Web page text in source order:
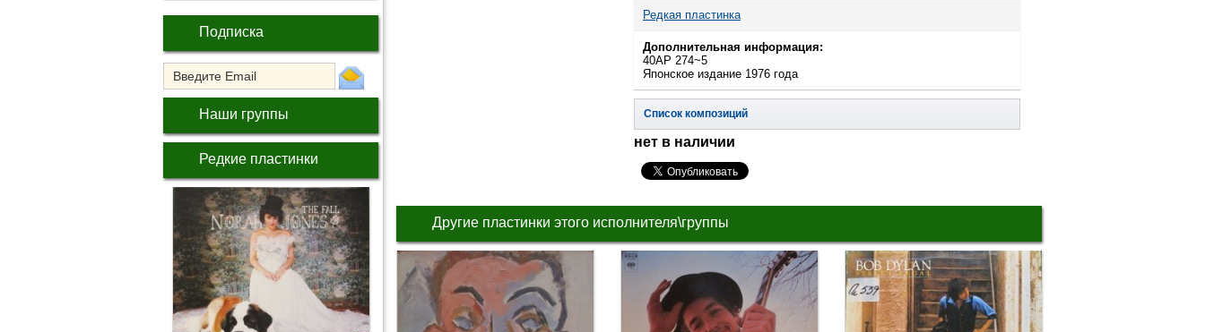
Подписка
Наши группы
Редкие пластинки
Редкая пластинка
Дополнительная информация:
40AP 274~5
Японское издание 1976 года
Список композиций
нет в наличии
Другие пластинки этого исполнителя\группы